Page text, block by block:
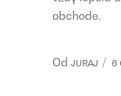
obchode.
Od JURAJ 6